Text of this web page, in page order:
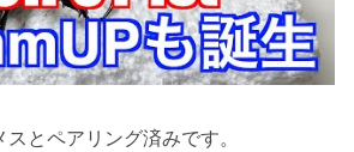
とペアリング済みです。